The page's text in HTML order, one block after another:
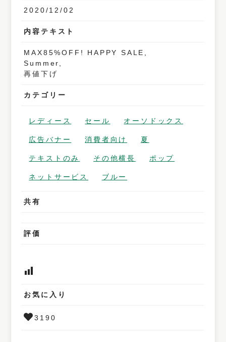
2020/12/02
内容テキスト
MAX85%OFF! HAPPY SALE,
Summer,
再値下げ
カテゴリー
レディース セール オーソドックス
広告バナー 消費者向け 夏
テキストのみ その他横長 ポップ
ネットサービス ブルー
共有
評価
お気に入り
3190